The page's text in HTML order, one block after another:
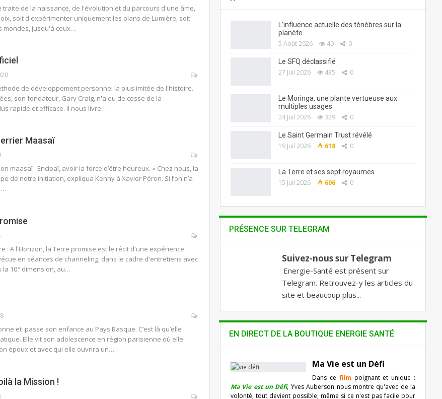
traite de la naissance, de l'évolution et du parcours d'une âme,
soit d'expérimenter uniquement les plans de Lumière, soit
mondes, jusqu'à ceux…
de développement personnel la plus imitée de l'histoire.
son fondateur, Gary Craig, n'a eu de cesse de la
rapide et efficace. Il nous livre…
Maasaï
maasaï : Encipaï, avoir la force d’être heureux. « Chez nous, la
de notre initiation, expliqua Kenny à Xavier Péron. Si l’on n’a
: A l'Horizon, la Terre promise est le récit d'une expérience
en séances de channeling, dans le cadre d'entretiens avec
10° dimension, au…
et passe son enfance au Pays Basque. C’est là qu’elle
Elle vit son adolescence en région parisienne où elle
époux et avec qui elle ouvrira un…
la Mission !
L’influence actuelle des ténèbres sur la
planète
5 Août 2026 40 0
Le SFQ déclassifié
27 Juil 2026 435 0
Le Moringa, une plante vertueuse aux
multiples usages
24 Juil 2026 329 0
Le Saint Germain Trust révélé
19 Juil 2026 618 0
La Terre et ses sept royaumes
15 Juil 2026 606 0
PRÉSENCE SUR TELEGRAM
Suivez-nous sur Telegram
Energie-Santé est présent sur
Telegram. Retrouvez-y les articles du
site et beaucoup plus...
EN DIRECT DE LA BOUTIQUE ENERGIE SANTÉ
Ma Vie est un Défi
Dans ce film poignant et unique :
Ma Vie est un Défi, Yves Auberson nous montre qu'avec de la
volonté, tout devient possible, même si ce n'est pas facile pour